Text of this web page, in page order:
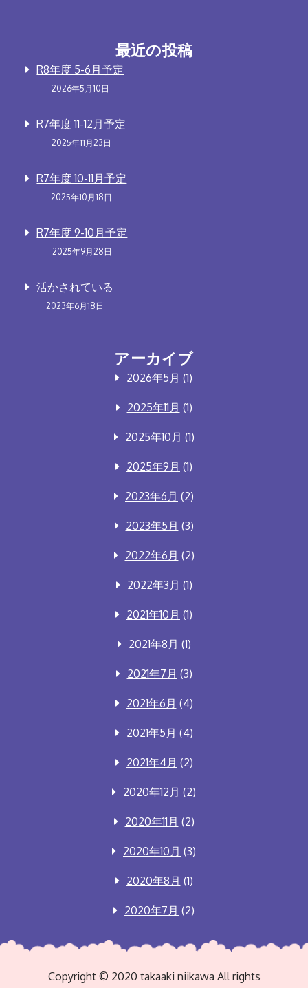
最近の投稿
R8年度 5-6月予定
2026年5月10日
R7年度 11-12月予定
2025年11月23日
R7年度 10-11月予定
2025年10月18日
R7年度 9-10月予定
2025年9月28日
活かされている
2023年6月18日
アーカイブ
2026年5月 (1)
2025年11月 (1)
2025年10月 (1)
2025年9月 (1)
2023年6月 (2)
2023年5月 (3)
2022年6月 (2)
2022年3月 (1)
2021年10月 (1)
2021年8月 (1)
2021年7月 (3)
2021年6月 (4)
2021年5月 (4)
2021年4月 (2)
2020年12月 (2)
2020年11月 (2)
2020年10月 (3)
2020年8月 (1)
2020年7月 (2)
Copyright © 2020 takaaki niikawa All rights